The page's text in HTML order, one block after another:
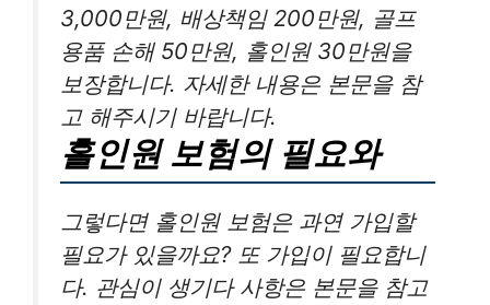
3,000만원, 배상책임 200만원, 골프
용품 손해 50만원, 홀인원 30만원을
보장합니다. 자세한 내용은 본문을 참
고 해주시기 바랍니다.
홀인원 보험의 필요와
그렇다면 홀인원 보험은 과연 가입할
필요가 있을까요? 또 가입이 필요합니
다. 관심이 생기다 사항은 본문을 참고